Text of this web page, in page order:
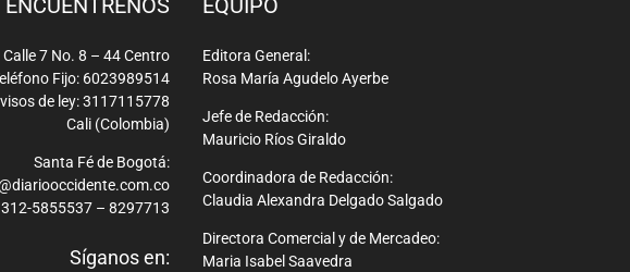
ENCUÉNTRENOS
Calle 7 No. 8 – 44 Centro
Fijo: 6023989514
de ley: 3117115778
Cali (Colombia)
Santa Fé de Bogotá:
312-5855537 – 8297713
Síganos en:
EQUIPO
Editora General:
Rosa María Agudelo Ayerbe
Jefe de Redacción:
Mauricio Ríos Giraldo
Coordinadora de Redacción:
Claudia Alexandra Delgado Salgado
Directora Comercial y de Mercadeo:
Maria Isabel Saavedra